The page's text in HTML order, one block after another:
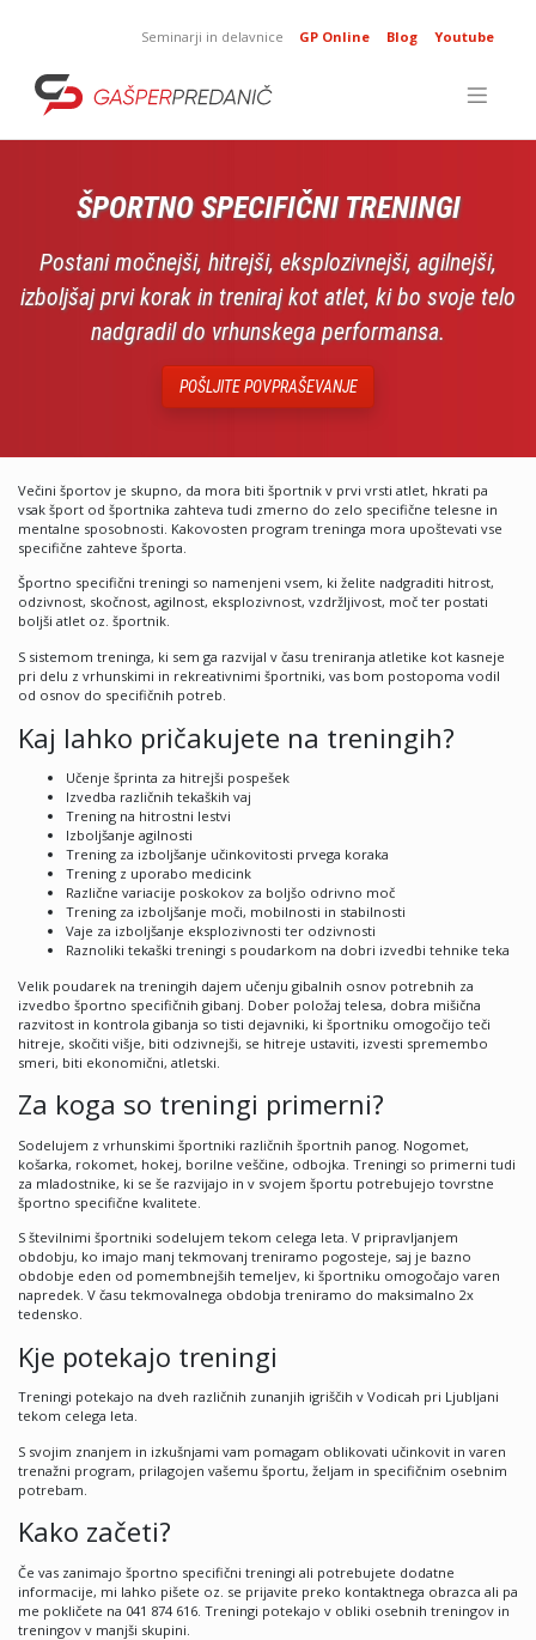
Seminarji in delavnice GP Online Blog Youtube
ŠPORTNO SPECIFIČNI TRENINGI
Postani močnejši, hitrejši, eksplozivnejši, agilnejši,
izboljšaj prvi korak in treniraj kot atlet, ki bo svoje telo
nadgradil do vrhunskega performansa.
POŠLJITE POVPRAŠEVANJE
Večini športov je skupno, da mora biti športnik v prvi vrsti atlet, hkrati pa
vsak šport od športnika zahteva tudi zmerno do zelo specifične telesne in
mentalne sposobnosti. Kakovosten program treninga mora upoštevati vse
specifične zahteve športa.
Športno specifični treningi so namenjeni vsem, ki želite nadgraditi hitrost,
odzivnost, skočnost, agilnost, eksplozivnost, vzdržljivost, moč ter postati
boljši atlet oz. športnik.
S sistemom treninga, ki sem ga razvijal v času treniranja atletike kot kasneje
pri delu z vrhunskimi in rekreativnimi športniki, vas bom postopoma vodil
od osnov do specifičnih potreb.
Kaj lahko pričakujete na treningih?
Učenje šprinta za hitrejši pospešek
Izvedba različnih tekaških vaj
Trening na hitrostni lestvi
Izboljšanje agilnosti
Trening za izboljšanje učinkovitosti prvega koraka
Trening z uporabo medicink
Različne variacije poskokov za boljšo odrivno moč
Trening za izboljšanje moči, mobilnosti in stabilnosti
Vaje za izboljšanje eksplozivnosti ter odzivnosti
Raznoliki tekaški treningi s poudarkom na dobri izvedbi tehnike teka
Velik poudarek na treningih dajem učenju gibalnih osnov potrebnih za
izvedbo športno specifičnih gibanj. Dober položaj telesa, dobra mišična
razvitost in kontrola gibanja so tisti dejavniki, ki športniku omogočijo teči
hitreje, skočiti višje, biti odzivnejši, se hitreje ustaviti, izvesti spremembo
smeri, biti ekonomični, atletski.
Za koga so treningi primerni?
Sodelujem z vrhunskimi športniki različnih športnih panog. Nogomet,
košarka, rokomet, hokej, borilne veščine, odbojka. Treningi so primerni tudi
za mladostnike, ki se še razvijajo in v svojem športu potrebujejo tovrstne
športno specifične kvalitete.
S številnimi športniki sodelujem tekom celega leta. V pripravljanjem
obdobju, ko imajo manj tekmovanj treniramo pogosteje, saj je bazno
obdobje eden od pomembnejših temeljev, ki športniku omogočajo varen
napredek. V času tekmovalnega obdobja treniramo do maksimalno 2x
tedensko.
Kje potekajo treningi
Treningi potekajo na dveh različnih zunanjih igriščih v Vodicah pri Ljubljani
tekom celega leta.
S svojim znanjem in izkušnjami vam pomagam oblikovati učinkovit in varen
trenažni program, prilagojen vašemu športu, željam in specifičnim osebnim
potrebam.
Kako začeti?
Če vas zanimajo športno specifični treningi ali potrebujete dodatne
informacije, mi lahko pišete oz. se prijavite preko kontaktnega obrazca ali pa
me pokličete na 041 874 616. Treningi potekajo v obliki osebnih treningov in
treningov v manjši skupini.